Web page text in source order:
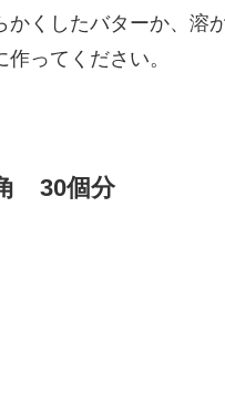
かくしたバターか、溶
ってください。
30個分